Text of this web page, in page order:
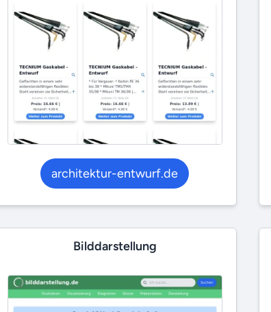
architektur-entwurf.de
Bilddarstellung